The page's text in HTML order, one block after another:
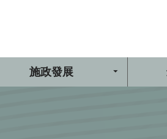
施政發展